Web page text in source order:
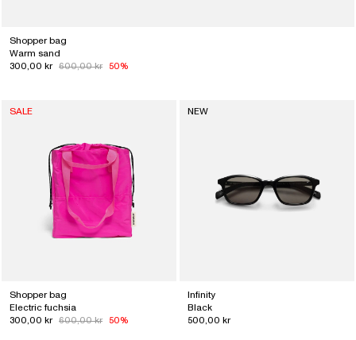
Shopper bag
Warm sand
300,00 kr
600,00 kr 50%
SALE
Shopper bag
Electric fuchsia
300,00 kr
600,00 kr 50%
NEW
Infinity
Black
500,00 kr